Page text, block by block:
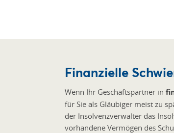
Finanzielle
Wenn Ihr Geschäftspartner in
für Sie als Gläubiger meist zu
der Insolvenzverwalter das
vorhandene Vermögen des